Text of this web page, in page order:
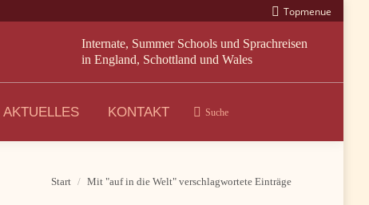
Topmenue
Internate, Summer Schools und Sprachreisen
in England, Schottland und Wales
AKTUELLES KONTAKT Search:
Suche
Start Mit "auf in die Welt" verschlagwortete Einträge